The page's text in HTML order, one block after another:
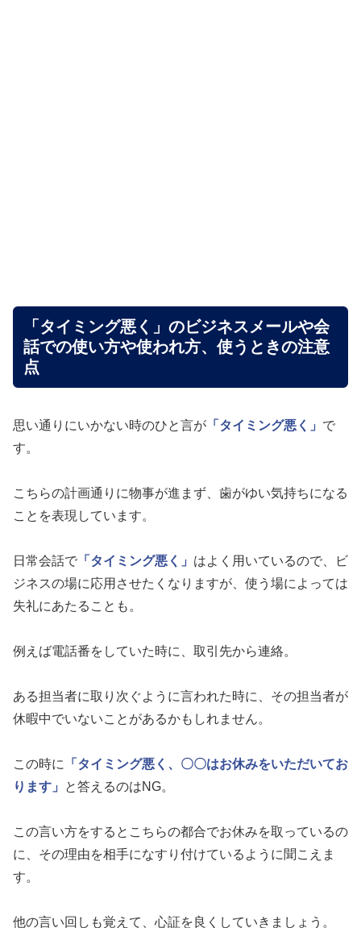
「タイミング悪く」のビジネスメールや会
話での使い方や使われ方、使うときの注意
点
思い通りにいかない時のひと言が 「タイミング悪く」 で
す。
こちらの計画通りに物事が進まず、歯がゆい気持ちになる
ことを表現しています。
日常会話で 「タイミング悪く」 はよく用いているので、ビ
ジネスの場に応用させたくなりますが、使う場によっては
失礼にあたることも。
例えば電話番をしていた時に、取引先から連絡。
ある担当者に取り次ぐように言われた時に、その担当者が
休暇中でいないことがあるかもしれません。
この時に
「タイミング悪く、〇〇はお休みをいただいてお
ります」
と答えるのはNG。
この言い方をするとこちらの都合でお休みを取っているの
に、その理由を相手になすり付けているように聞こえま
す。
他の言い回しも覚えて、心証を良くしていきましょう。